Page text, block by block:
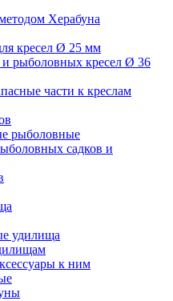
Херабуна
кресел Ø 25 мм
рыболовных кресел Ø 36
части к креслам
рыболовные
садков и
удилища
к ним